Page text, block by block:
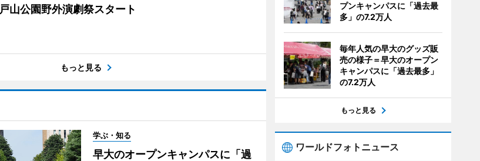
戸山公園野外演劇祭スタート
もっと見る
学ぶ・知る
早大のオープンキャンパスに「過
プンキャンパスに「過去最
多」の7.2万人
毎年人気の早大のグッズ販
売の様子＝早大のオープン
キャンパスに「過去最多」
の7.2万人
もっと見る
ワールドフォトニュース